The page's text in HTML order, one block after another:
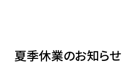
夏季休業のお知らせ